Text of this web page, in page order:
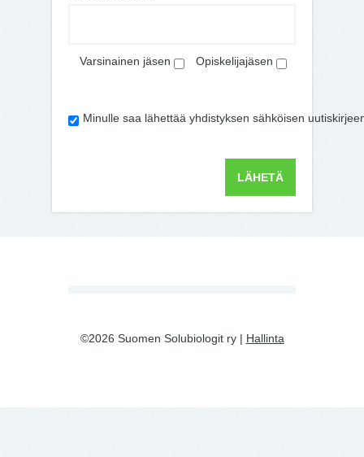
Varsinainen jäsen Opiskelijajäsen
Minulle saa lähettää yhdistyksen sähköisen
©2026 Suomen Solubiologit ry | Hallinta